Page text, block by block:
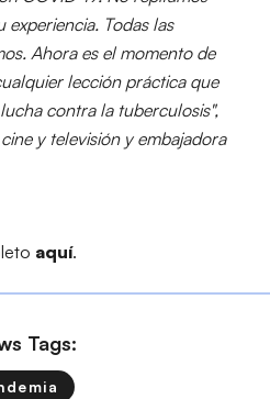
experiencia. Todas las
Ahora es el momento de
lección práctica que
contra la tuberculosis",
y televisión y embajadora
aquí.
Tags: